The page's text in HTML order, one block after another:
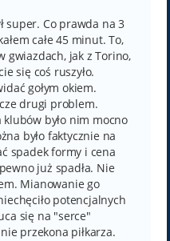
super. Co prawda na 3
całe 45 minut. To,
gwiazdach, jak z Torino,
się coś ruszyło.
gołym okiem.
drugi problem.
było nim mocno
było faktycznie na
spadek formy i cena
już spadła. Nie
Mianowanie go
potencjalnych
się na "serce"
przekona piłkarza.